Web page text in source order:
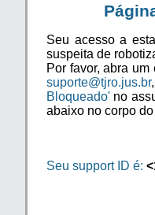
Seu acesso a
suspeita de
Por favor, abra um
suporte@tjro.jus.br
Bloqueado' no
abaixo no corpo
Seu support ID é: